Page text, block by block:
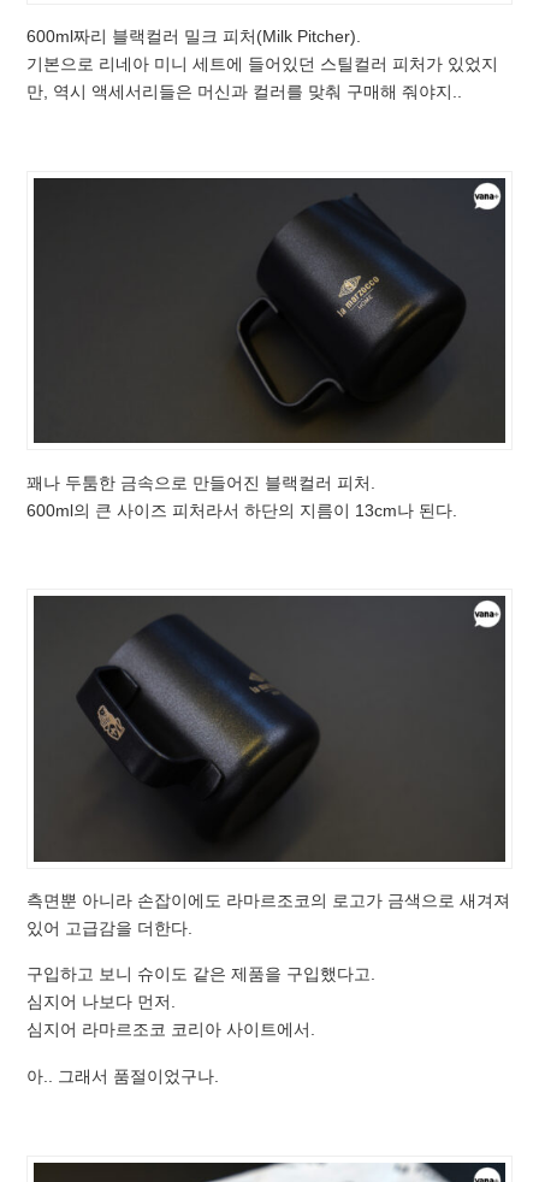
600ml짜리 블랙컬러 밀크 피처(Milk Pitcher).
기본으로 리네아 미니 세트에 들어있던 스틸컬러 피처가 있었지
만, 역시 액세서리들은 머신과 컬러를 맞춰 구매해 줘야지..
꽤나 두툼한 금속으로 만들어진 블랙컬러 피처.
600ml의 큰 사이즈 피처라서 하단의 지름이 13cm나 된다.
측면뿐 아니라 손잡이에도 라마르조코의 로고가 금색으로 새겨져
있어 고급감을 더한다.
구입하고 보니 슈이도 같은 제품을 구입했다고.
심지어 나보다 먼저.
심지어 라마르조코 코리아 사이트에서.
아.. 그래서 품절이었구나.